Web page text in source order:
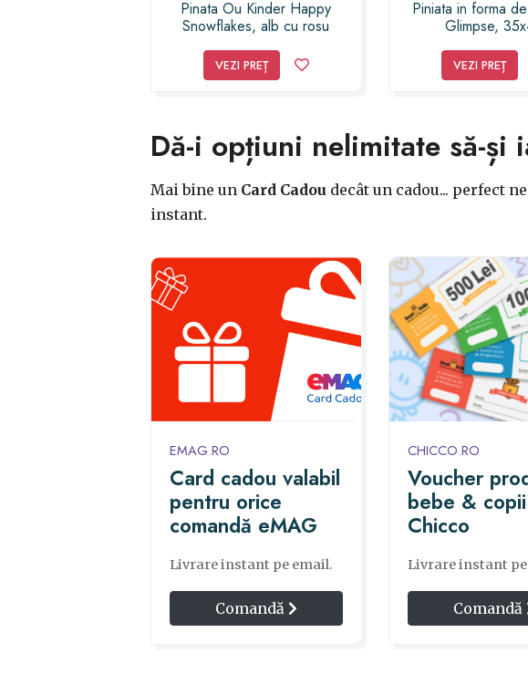
Pinata Ou Kinder Happy
Snowflakes, alb cu rosu
VEZI PREȚ
Piniata in forma
Glimpse,
VEZI PREȚ
Dă-i opțiuni nelimitate să-și
Mai bine un Card Cadoudecât un cadou... perfect
instant.
EMAG.RO
Card cadou valabil
pentru orice
comandă eMAG
Livrare instant pe email.
Comandă
CHICCO.RO
Voucher
bebe &
Chicco
Livrare instant
Comandă